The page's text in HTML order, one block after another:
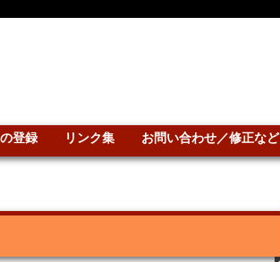
登録 リンク集 お問い合わせ／修正など